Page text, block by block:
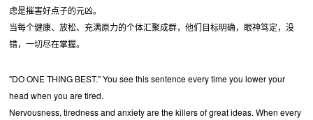
虑是摧害好点子的元凶。
当每个健康、放松、充满原力的个体汇聚成群，他们目标明确，眼神笃定，没
错，一切尽在掌握。
"DO ONE THING BEST." You see this sentence every time you lower your
head when you are tired.
Nervousness, tiredness and anxiety are the killers of great ideas. When every